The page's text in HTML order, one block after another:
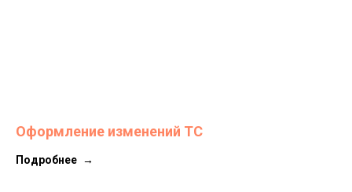
Оформление изменений ТС
Подробнее